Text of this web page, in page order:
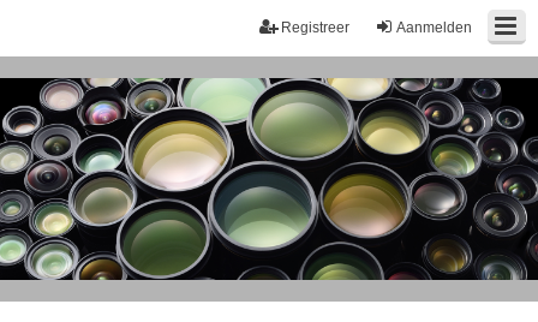
Aanmelden
Registreer